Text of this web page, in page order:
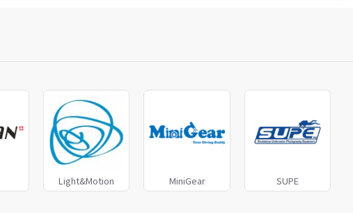
Light&Motion MiniGear SUPE